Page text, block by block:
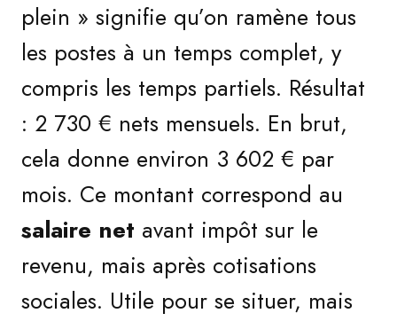
plein » signifie qu’on ramène tous
les postes à un temps complet, y
compris les temps partiels. Résultat
: 2 730 € nets mensuels. En brut,
cela donne environ 3 602 € par
mois. Ce montant correspond au
salaire net avant impôt sur le
revenu, mais après cotisations
sociales. Utile pour se situer, mais